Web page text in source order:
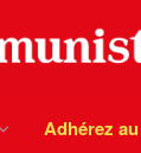
Adhérez